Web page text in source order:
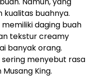
buahnya.
daging buah
tekstur creamy
banyak orang.
menyebut rasa
King.